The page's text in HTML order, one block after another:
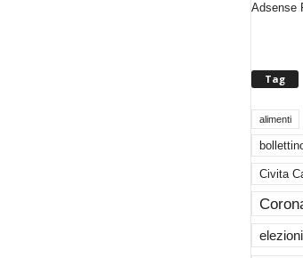
Adsense
Tag
alimenti
Civita